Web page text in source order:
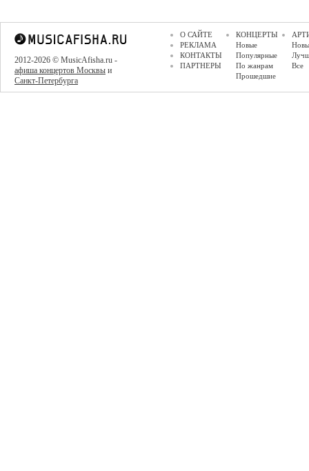
2012-2026 © MusicAfisha.ru -
афиша концертов Москвы и
Санкт-Петербурга
О САЙТЕ
РЕКЛАМА
КОНТАКТЫ
ПАРТНЕРЫ
КОНЦЕРТЫ
Новые
Популярные
По жанрам
Прошедшие
Все